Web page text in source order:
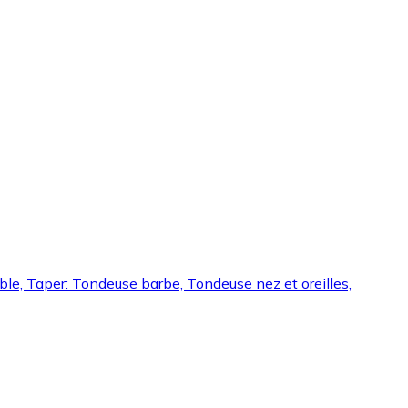
Taper: Tondeuse barbe, Tondeuse nez et oreilles,